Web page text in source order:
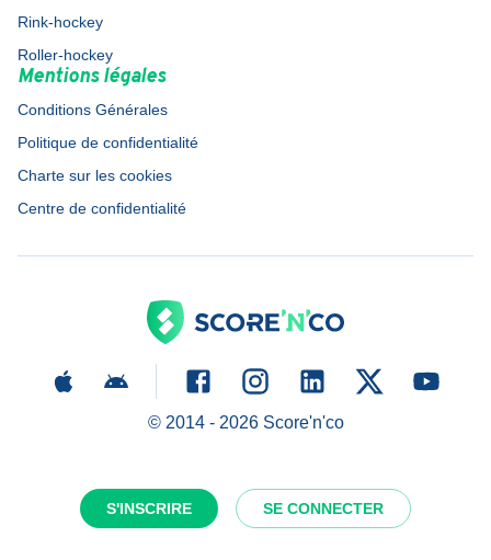
S'INSCRIRE SE CONNECTER
Rink-hockey
Roller-hockey
Mentions légales
Conditions Générales
Politique de confidentialité
Charte sur les cookies
Centre de confidentialité
© 2014 - 2026Score'n'co